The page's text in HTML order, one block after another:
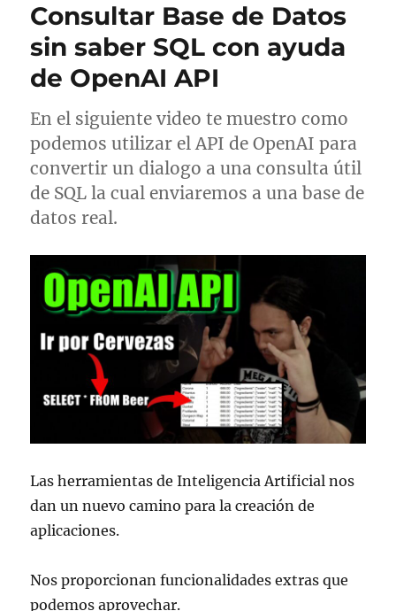
Consultar Base de Datos
sin saber SQL con ayuda
de OpenAI API
En el siguiente video te muestro como
podemos utilizar el API de OpenAI para
convertir un dialogo a una consulta útil
de SQL la cual enviaremos a una base de
datos real.
Las herramientas de Inteligencia Artificial nos
dan un nuevo camino para la creación de
aplicaciones.
Nos proporcionan funcionalidades extras que
podemos aprovechar.